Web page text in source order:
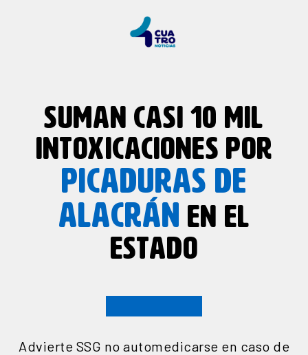
SUMAN CASI 10 MIL
INTOXICACIONES POR
PICADURAS DE
ALACRÁN EN EL
ESTADO
Advierte SSG no automedicarse en caso de